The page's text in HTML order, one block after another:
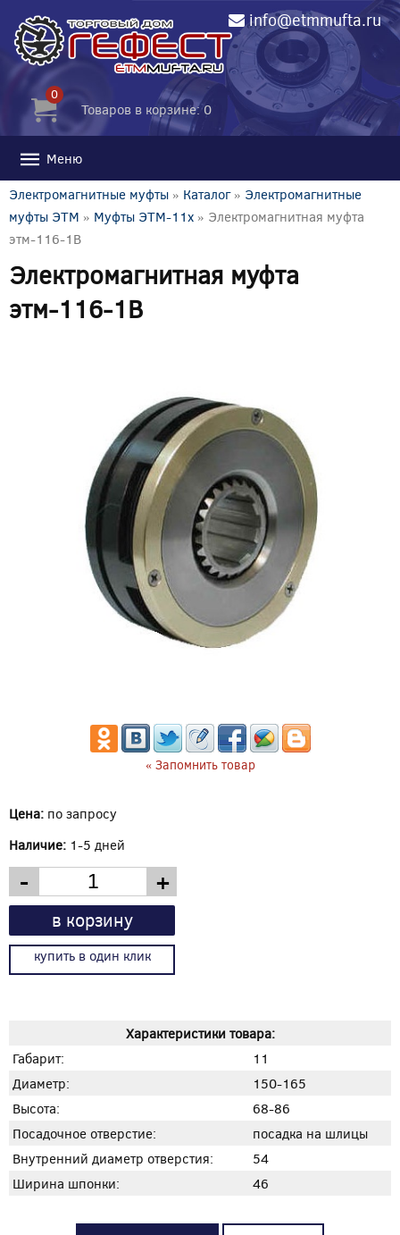
info@etmmufta.ru
0
Товаров в корзине: 0
Меню
Электромагнитные муфты » Каталог» Электромагнитные
муфты ЭТМ » Муфты ЭТМ-11x » Электромагнитная муфта
этм-116-1В
Электромагнитная муфта
этм-116-1В
« Запомнить товар
Цена: по запросу
Наличие: 1-5 дней
- +
в корзину
купить в один клик
Характеристики товара:
Габарит:
11
Диаметр:
150-165
Высота:
68-86
Посадочное отверстие:
посадка на шлицы
Внутренний диаметр отверстия:
54
Ширина шпонки:
46